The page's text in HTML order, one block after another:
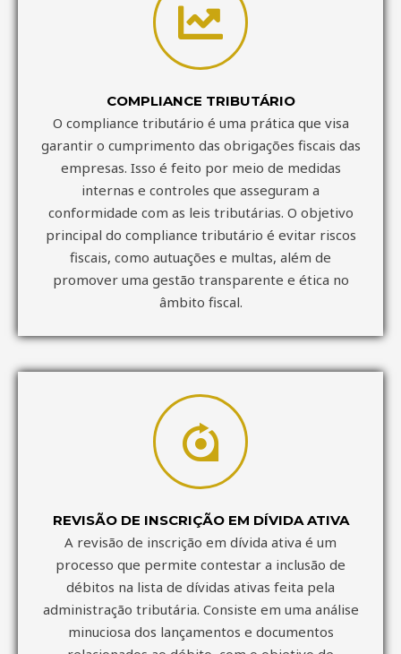
COMPLIANCE TRIBUTÁRIO
O compliance tributário é uma prática que visa
garantir o cumprimento das obrigações fiscais das
empresas. Isso é feito por meio de medidas
internas e controles que asseguram a
conformidade com as leis tributárias. O objetivo
principal do compliance tributário é evitar riscos
fiscais, como autuações e multas, além de
promover uma gestão transparente e ética no
âmbito fiscal.
REVISÃO DE INSCRIÇÃO EM DÍVIDA ATIVA
A revisão de inscrição em dívida ativa é um
processo que permite contestar a inclusão de
débitos na lista de dívidas ativas feita pela
administração tributária. Consiste em uma análise
minuciosa dos lançamentos e documentos